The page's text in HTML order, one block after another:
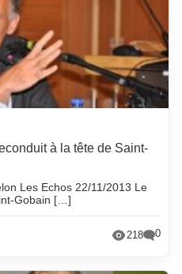
à la tête de Saint-
Les Echos 22/11/2013 Le
Gobain […]
218 0